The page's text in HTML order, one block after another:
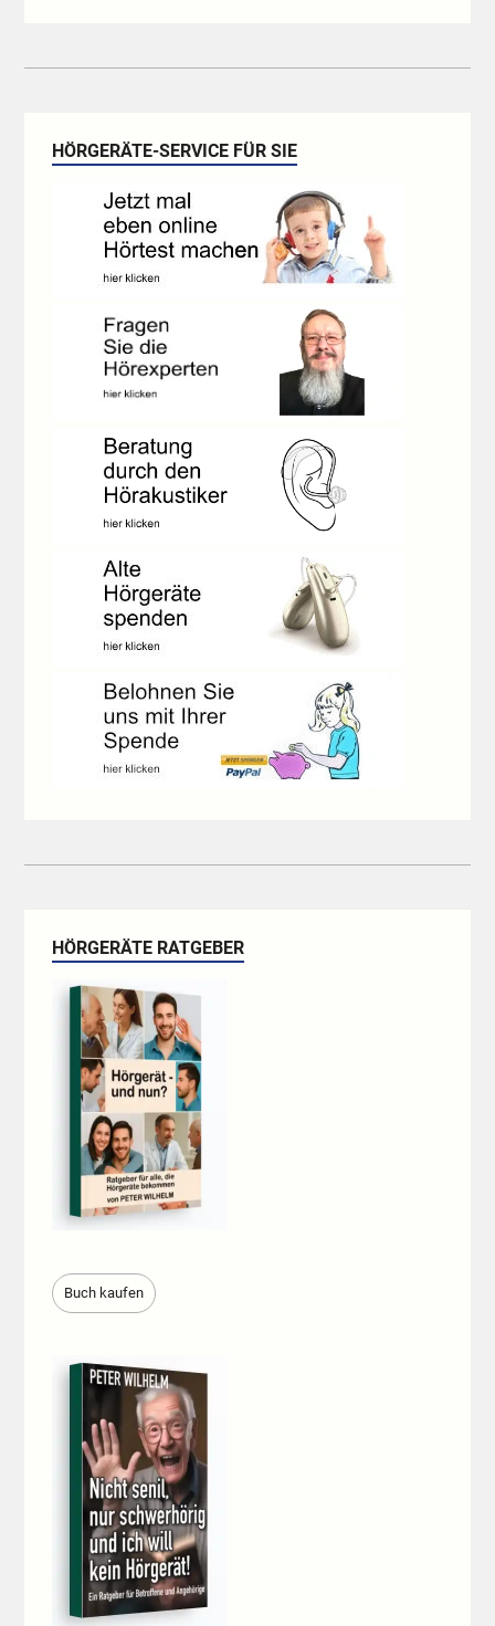
HÖRGERÄTE-SERVICE FÜR SIE
HÖRGERÄTE RATGEBER
Buch kaufen